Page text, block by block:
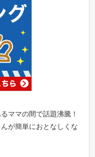
ママの間で話題沸騰！
が簡単におとなしくな